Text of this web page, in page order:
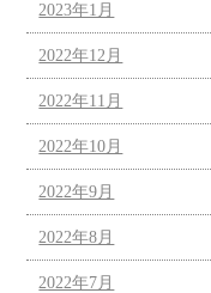
2023年1月
2022年12月
2022年11月
2022年10月
2022年9月
2022年8月
2022年7月